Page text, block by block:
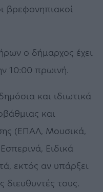
βρεφονηπιακοί
ο δήμαρχος έχει
10:00 πρωινή.
και ιδιωτικά
και
(ΕΠΑΛ, Μουσικά,
Ειδικά
εκτός αν υπάρξει
τους.